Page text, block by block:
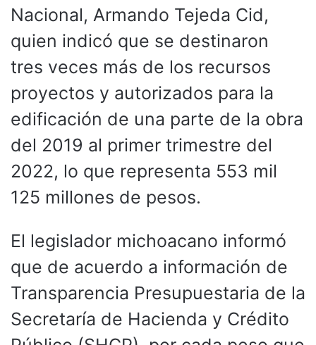
Nacional, Armando Tejeda Cid,
quien indicó que se destinaron
tres veces más de los recursos
proyectos y autorizados para la
edificación de una parte de la obra
del 2019 al primer trimestre del
2022, lo que representa 553 mil
125 millones de pesos.
El legislador michoacano informó
que de acuerdo a información de
Transparencia Presupuestaria de la
Secretaría de Hacienda y Crédito